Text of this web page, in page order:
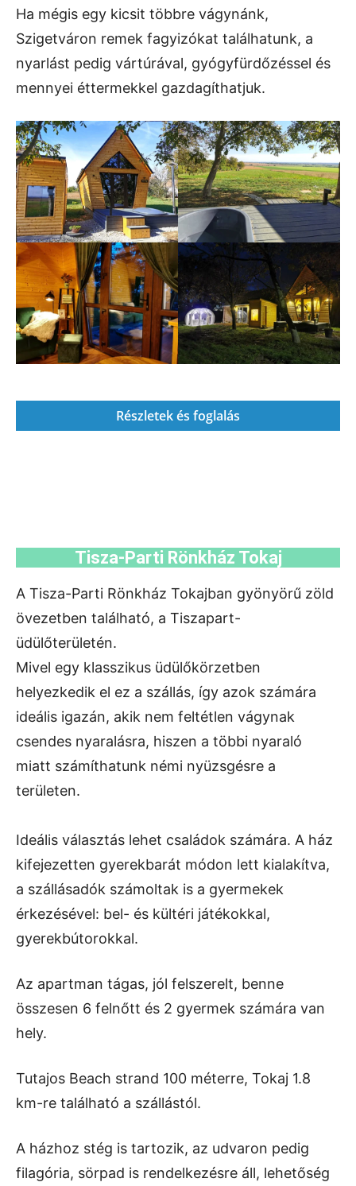
Ha mégis egy kicsit többre vágynánk,
Szigetváron remek fagyizókat találhatunk, a
nyarlást pedig vártúrával, gyógyfürdőzéssel és
mennyei éttermekkel gazdagíthatjuk.
Részletek és foglalás
Tisza-Parti Rönkház Tokaj
A Tisza-Parti Rönkház Tokajban gyönyörű zöld
övezetben található, a Tiszapart-
üdülőterületén.
Mivel egy klasszikus üdülőkörzetben
helyezkedik el ez a szállás, így azok számára
ideális igazán, akik nem feltétlen vágynak
csendes nyaralásra, hiszen a többi nyaraló
miatt számíthatunk némi nyüzsgésre a
területen.
Ideális választás lehet családok számára. A ház
kifejezetten gyerekbarát módon lett kialakítva,
a szállásadók számoltak is a gyermekek
érkezésével: bel- és kültéri játékokkal,
gyerekbútorokkal.
Az apartman tágas, jól felszerelt, benne
összesen 6 felnőtt és 2 gyermek számára van
hely.
Tutajos Beach strand 100 méterre, Tokaj 1.8
km-re található a szállástól.
A házhoz stég is tartozik, az udvaron pedig
filagória, sörpad is rendelkezésre áll, lehetőség